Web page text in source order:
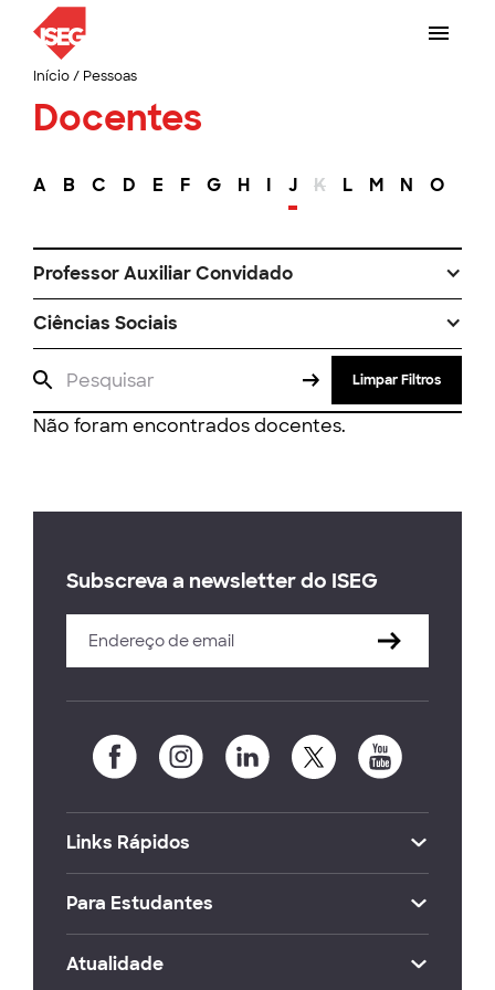
Início/ Pessoas
Docentes
A B C D E F G H I J K L M N O
Professor Auxiliar Convidado
Ciências Sociais
Limpar Filtros
Não foram encontrados docentes.
Subscreva a newsletter do ISEG
Links Rápidos
Para Estudantes
Atualidade